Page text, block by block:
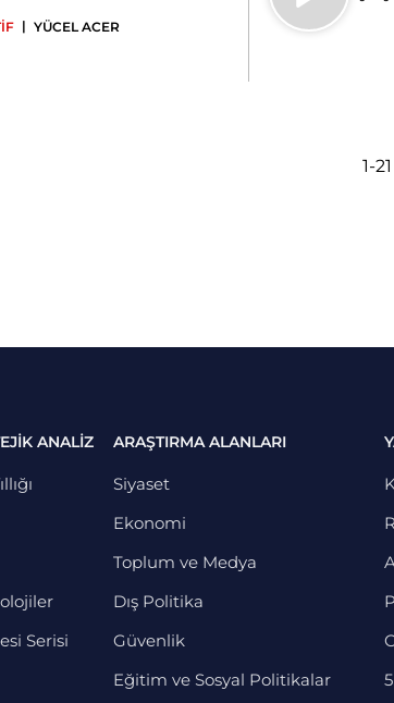
| YÜCEL ACER
1-
ANALİZ
Serisi
ARAŞTIRMA ALANLARI
Siyaset
Ekonomi
Toplum ve Medya
Dış Politika
Güvenlik
Eğitim ve Sosyal Politikalar